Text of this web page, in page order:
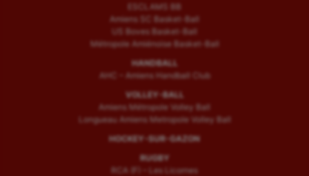
ESCLAMS BB
Amiens SC Basket-Ball
US Boves Basket-Ball
Métropole Amiénoise Basket-Ball
HANDBALL
AHC – Amiens Handball Club
VOLLEY-BALL
Amiens Métropole Volley Ball
Longueau Amiens Metropole Volley Ball
HOCKEY-SUR-GAZON
RUGBY
RCA (F) – Les Licornes